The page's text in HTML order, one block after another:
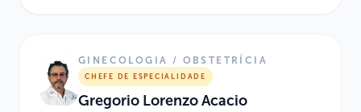
Infantil Sabará.GINECOLOGIA / OBSTETRÍCIA
CHEFE DE ESPECIALIDADE
Gregorio Lorenzo Acacio